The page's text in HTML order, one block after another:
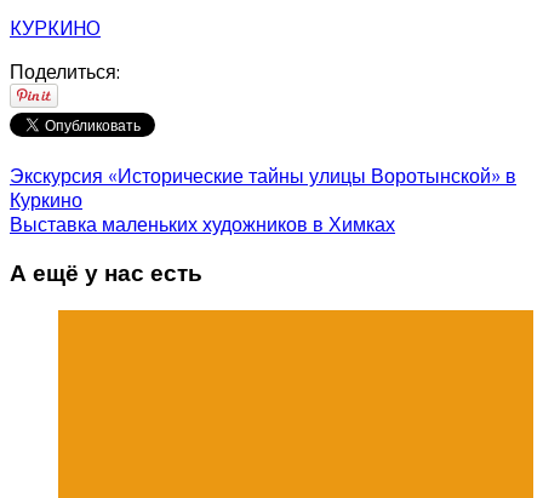
КУРКИНО
Поделиться:
Экскурсия «Исторические тайны улицы Воротынской» в
Куркино
Выставка маленьких художников в Химках
А ещё у нас есть